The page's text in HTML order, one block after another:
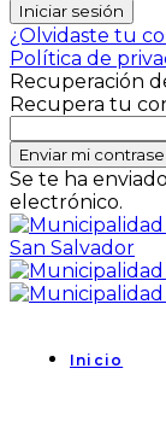
¿Olvidaste tu
Política de
Recuperación
Recupera tu
Se te ha
electrónico.
San Salvador
Inicio